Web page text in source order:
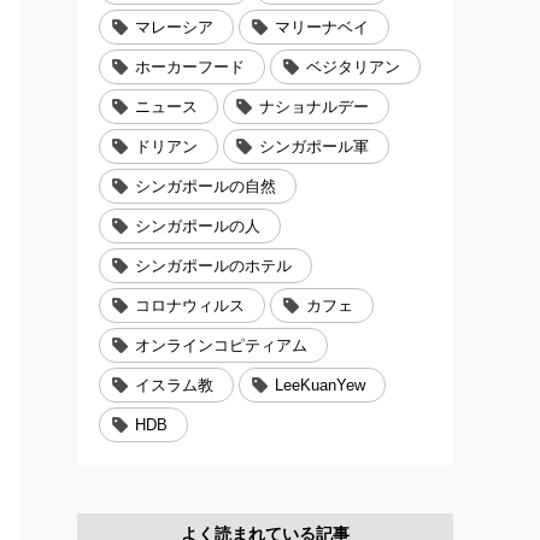
マレーシア マリーナベイ
ホーカーフード ベジタリアン
ニュース ナショナルデー
ドリアン シンガポール軍
シンガポールの自然
シンガポールの人
シンガポールのホテル
コロナウィルス カフェ
オンラインコピティアム
イスラム教 LeeKuanYew
HDB
よく読まれている記事